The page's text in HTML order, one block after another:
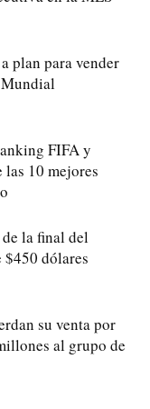
plan para vender
FIFA y
10 mejores
la final del
dólares
su venta por
al grupo de